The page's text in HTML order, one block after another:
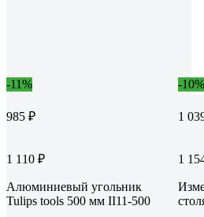
-11%
985 ₽
1 110 ₽
Алюминиевый угольник
Tulips tools 500 мм II11-500
-10%
1
1